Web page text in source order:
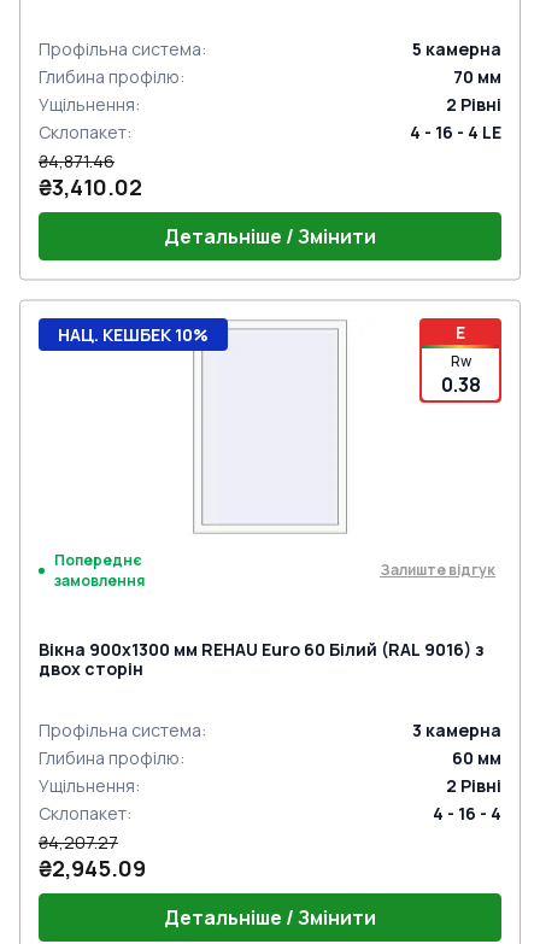
Профільна система: 5 камерна
Глибина профілю: 70 мм
Ущільнення: 2 Рівні
Склопакет:
4 - 16 - 4 LE
₴4,871.46
₴3,410.02
Детальніше / Змінити
E
Rw
0.38
НАЦ. КЕШБЕК 10%
Попереднє
замовлення
Залиште відгук
Вікна 900x1300 мм REHAU Euro 60 Білий (RAL 9016) з
двох сторін
Профільна система: 3 камерна
Глибина профілю: 60 мм
Ущільнення: 2 Рівні
Склопакет:
4 - 16 - 4
₴4,207.27
₴2,945.09
Детальніше / Змінити